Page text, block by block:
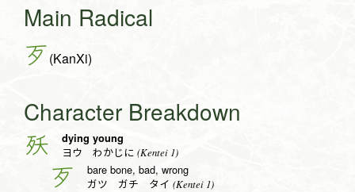
Main Radical
歹(KanXi)
Character Breakdown
殀 dying young
ヨウ わかじに (Kentei 1)
歹 bare bone, bad, wrong
ガツ ガチ タイ (Kentei 1)